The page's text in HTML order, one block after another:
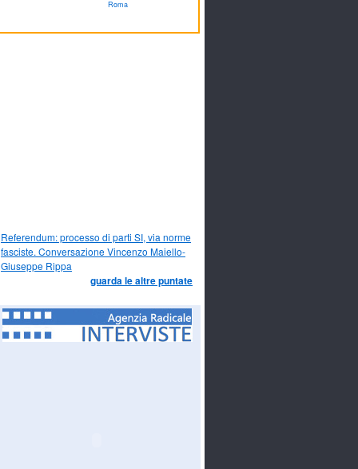
Roma
Referendum: processo di parti SI, via norme
fasciste. Conversazione Vincenzo Maiello-
Giuseppe Rippa
guarda le altre puntate